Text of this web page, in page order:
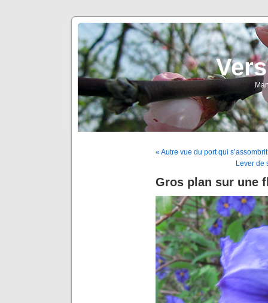
« Autre vue du port qui
Lever de
Gros plan sur une